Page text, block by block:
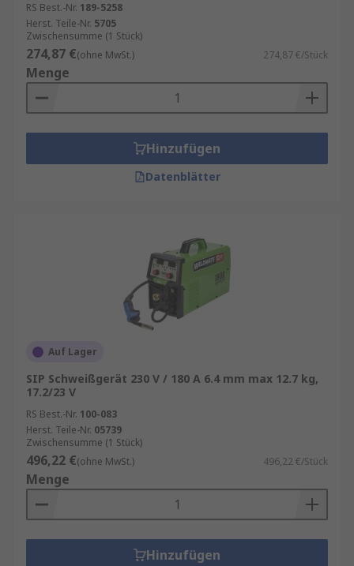
RS Best.-Nr. 189-5258
Herst. Teile-Nr. 5705
Zwischensumme (1 Stück)
274,87 €(ohne MwSt.) 274,87 €/Stück
Menge
Hinzufügen
Datenblätter
Auf Lager
SIP Schweißgerät 230 V / 180 A 6.4 mm max 12.7 kg,
17.2/23 V
RS Best.-Nr. 100-083
Herst. Teile-Nr. 05739
Zwischensumme (1 Stück)
496,22 €(ohne MwSt.) 496,22 €/Stück
Menge
Hinzufügen